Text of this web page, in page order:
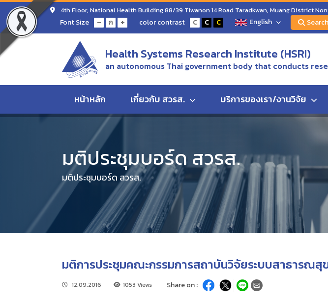
4th Floor, National Health Building 88/39 Tiwanon 14 Road Taradkwan, Muang District
Font Size - ก + color contrast C C C English Search
Health Systems Research Institute (HSRI)
an autonomous Thai government body that conducts
หน้าหลัก เกี่ยวกับ สวรส. บริการของเรา/งานวิจัย
มติประชุมบอร์ด สวรส.
มติประชุมบอร์ด สวรส.
มติการประชุมคณะกรรมการสถาบันวิจัยระบบสาธารณ
12.09.2016 1053 Views Share on :